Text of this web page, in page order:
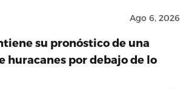
Ago 6, 2026
su pronóstico de una
huracanes por debajo de lo